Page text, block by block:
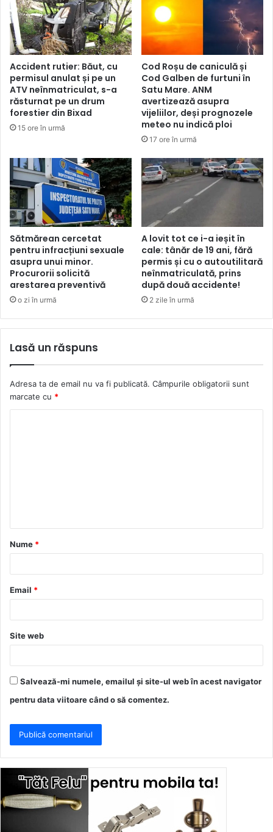
Accident rutier: Băut, cu
permisul anulat și pe un
ATV neînmatriculat, s-a
răsturnat pe un drum
forestier din Bixad
15 ore în urmă
Cod Roșu de caniculă și
Cod Galben de furtuni în
Satu Mare. ANM
avertizează asupra
vijeliilor, deși prognozele
meteo nu indică ploi
17 ore în urmă
Sătmărean cercetat
pentru infracțiuni sexuale
asupra unui minor.
Procurorii solicită
arestarea preventivă
o zi în urmă
A lovit tot ce i-a ieșit în
cale: tânăr de 19 ani, fără
permis și cu o autoutilitară
neînmatriculată, prins
după două accidente!
2 zile în urmă
Lasă un răspuns
Adresa ta de email nu va fi publicată. Câmpurile obligatorii sunt
marcate cu *
a
r
*
Nume *
Email *
Site web
Salvează-mi numele, emailul și site-ul web în acest navigator
pentru data viitoare când o să comentez.